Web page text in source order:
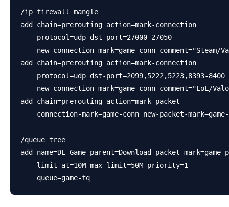
/ip firewall mangle
add chain=prerouting action=mark-connection
    protocol=udp dst-port=27000-27050
new-connection-mark=game-conn comment="Steam/
add chain=prerouting action=mark-connection
    protocol=udp dst-port=2099,5222,5223,8393-8400
new-connection-mark=game-conn comment="LoL/
add chain=prerouting action=mark-packet
connection-mark=game-conn new-packet-
/queue tree
add name=DL-Game parent=Download packet-
    limit-at=10M max-limit=50M priority=1
    queue=game-fq